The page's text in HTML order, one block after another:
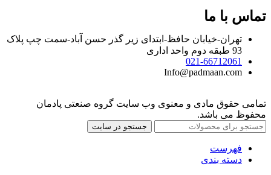
تماس با ما
تهران-خیابان حافظ-ابتدای زیر گذر حسن آباد-سمت چپ پلاک
93 طبقه دوم واحد اداری
021-66712061
Info@padmaan.com
تمامی حقوق مادی و معنوی وب سایت گروه صنعتی پادمان
محفوظ می باشد.
جستجو در سایت
فهرست
دسته بندی